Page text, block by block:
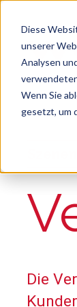
Diese
unserer
Analysen
Wenn Sie
gesetzt, um
:
Die